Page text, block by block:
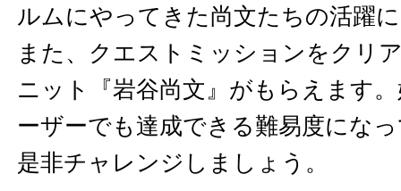
ルムにやってきた尚文たちの活躍
また、クエストミッションをクリ
ニット『岩谷尚文』がもらえます
ーザーでも達成できる難易度にな
是非チャレンジしましょう。